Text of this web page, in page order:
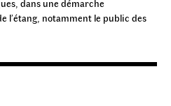
dans une démarche
l’étang, notamment le public des